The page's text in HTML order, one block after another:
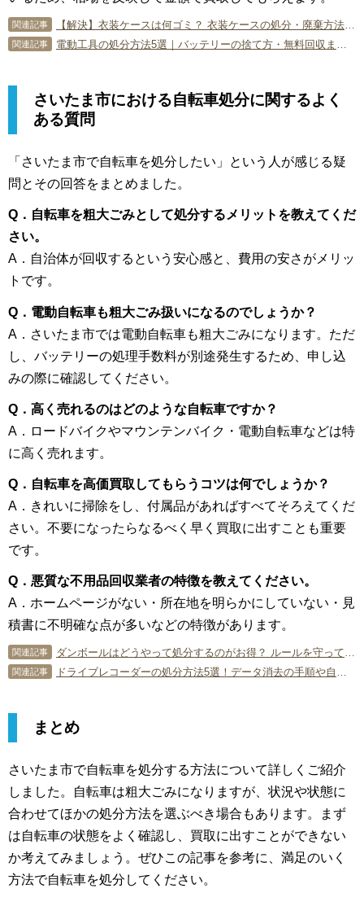
関連記事 【解決】衣装ケースは何ゴミ？ 衣装ケースの処分・廃棄方法を徹底解説
関連記事 電動工具の処分方法5選｜バッテリーの捨て方・無料回収まで徹底解説
さいたま市における自転車処分に関するよく
ある質問
「さいたま市で自転車を処分したい」という人が感じる疑
問とその回答をまとめました。
Q．自転車を粗大ごみとして処分するメリットを教えてくだ
さい。
A．自治体が回収するという安心感と、費用の安さがメリッ
トです。
Q．電動自転車も粗大ごみ扱いになるのでしょうか？
A．さいたま市では電動自転車も粗大ごみになります。ただ
し、バッテリーの処理手数料が別途発生するため、申し込
みの際に確認してください。
Q．高く売れるのはどのような自転車ですか？
A．ロードバイクやマウンテンバイク・電動自転車などは特
に高く売れます。
Q．自転車を高価買取してもらうコツは何でしょうか？
A．きれいに掃除をし、付属品があればすべてそろえてくだ
さい。不要になったらなるべく早く買取に出すことも重要
です。
Q．悪質な不用品回収業者の特徴を教えてください。
A．ホームページがない・所在地を明らかにしていない・見
積書に不明確な点が多いなどの特徴があります。
関連記事 ダンボールはどうやって処分するのがお得？ ルールを守って賢く捨てよう
関連記事 ドライブレコーダーの処分方法5選！データ消去の手順や自力で取り外す際の注意点も解説
まとめ
さいたま市で自転車を処分する方法について詳しくご紹介
しました。自転車は粗大ごみになりますが、状況や状態に
合わせてほかの処分方法を選ぶべき場合もあります。まず
は自転車の状態をよく確認し、買取に出すことができない
か考えてみましょう。ぜひこの記事を参考に、満足のいく
方法で自転車を処分してください。